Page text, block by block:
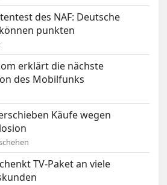
des NAF: Deutsche
punkten
erklärt die nächste
des Mobilfunks
Käufe wegen
TV-Paket an viele